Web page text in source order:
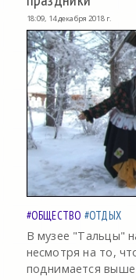
18:09, 14 декабря 2018 г.
#ОБЩЕСТВО #ОТДЫХ
В музее "Тальцы"
несмотря на то,
поднимается